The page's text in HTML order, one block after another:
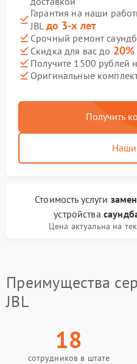
Гарантия на наши
JBL до 3-х лет
Срочный ремонт
Скидка для вас до 20%
Получите 1500 рублей
Оригинальные
Получить
Стоимость услуги
устройства
Цена актуальна на
Преимущества
JBL
18
сотрудников в штате